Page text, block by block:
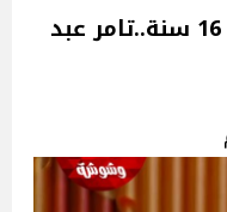
سلمى طَلَعت بطاقة وبقينا 16 سنة..تامر عبد